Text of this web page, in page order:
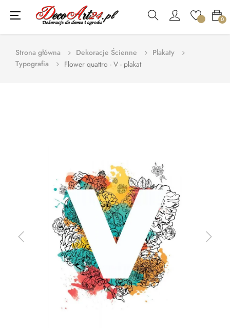
0
Toggle
navigation
☰
Strona główna Dekoracje Ścienne
Plakaty
Typografia
Flower quattro - V - plakat